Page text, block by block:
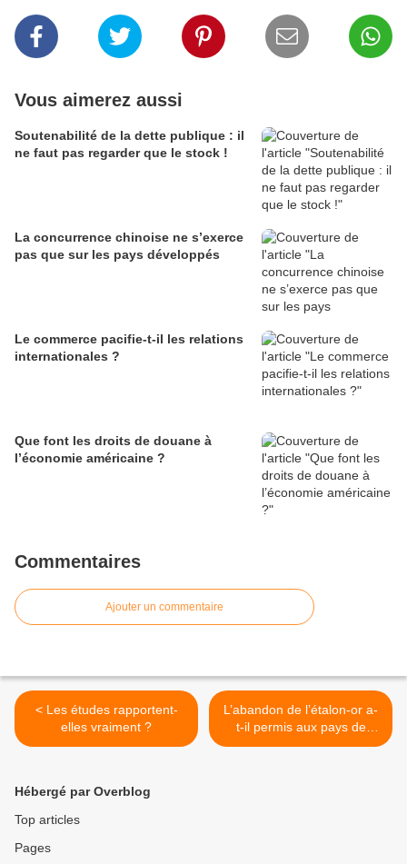
Vous aimerez aussi
Soutenabilité de la dette publique : il
ne faut pas regarder que le stock !
La concurrence chinoise ne s’exerce
pas que sur les pays développés
Le commerce pacifie-t-il les relations
internationales ?
Que font les droits de douane à
l’économie américaine ?
Commentaires
Ajouter un commentaire
< Les études rapportent-
elles vraiment ?
L’abandon de l’étalon-or a-
t-il permis aux pays de
sortir de la Grande
Hébergé par Overblog
Top articles
Pages